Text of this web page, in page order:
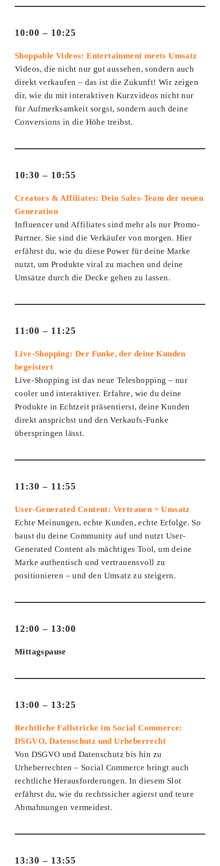
10:00 – 10:25
Shoppable Videos: Entertainment meets Umsatz
Videos, die nicht nur gut aussehen, sondern auch
direkt verkaufen – das ist die Zukunft! Wir zeigen
dir, wie du mit interaktiven Kurzvideos nicht nur
für Aufmerksamkeit sorgst, sondern auch deine
Conversions in die Höhe treibst.
10:30 – 10:55
Creators & Affiliates: Dein Sales-Team der neuen
Generation
Influencer und Affiliates sind mehr als nur Promo-
Partner. Sie sind die Verkäufer von morgen. Hier
erfährst du, wie du diese Power für deine Marke
nutzt, um Produkte viral zu machen und deine
Umsätze durch die Decke gehen zu lassen.
11:00 – 11:25
Live-Shopping: Der Funke, der deine Kunden
begeistert
Live-Shopping ist das neue Teleshopping – nur
cooler und interaktiver. Erfahre, wie du deine
Produkte in Echtzeit präsentierst, deine Kunden
direkt ansprichst und den Verkaufs-Funke
überspringen lässt.
11:30 – 11:55
User-Generated Content: Vertrauen = Umsatz
Echte Meinungen, echte Kunden, echte Erfolge. So
baust du deine Community auf und nutzt User-
Generated Content als mächtiges Tool, um deine
Marke authentisch und vertrauensvoll zu
positionieren – und den Umsatz zu steigern.
12:00 – 13:00
Mittagspause
13:00 – 13:25
Rechtliche Fallstricke im Social Commerce:
DSGVO, Datenschutz und Urheberrecht
Von DSGVO und Datenschutz bis hin zu
Urheberrechten – Social Commerce bringt auch
rechtliche Herausforderungen. In diesem Slot
erfährst du, wie du rechtssicher agierst und teure
Abmahnungen vermeidest.
13:30 – 13:55